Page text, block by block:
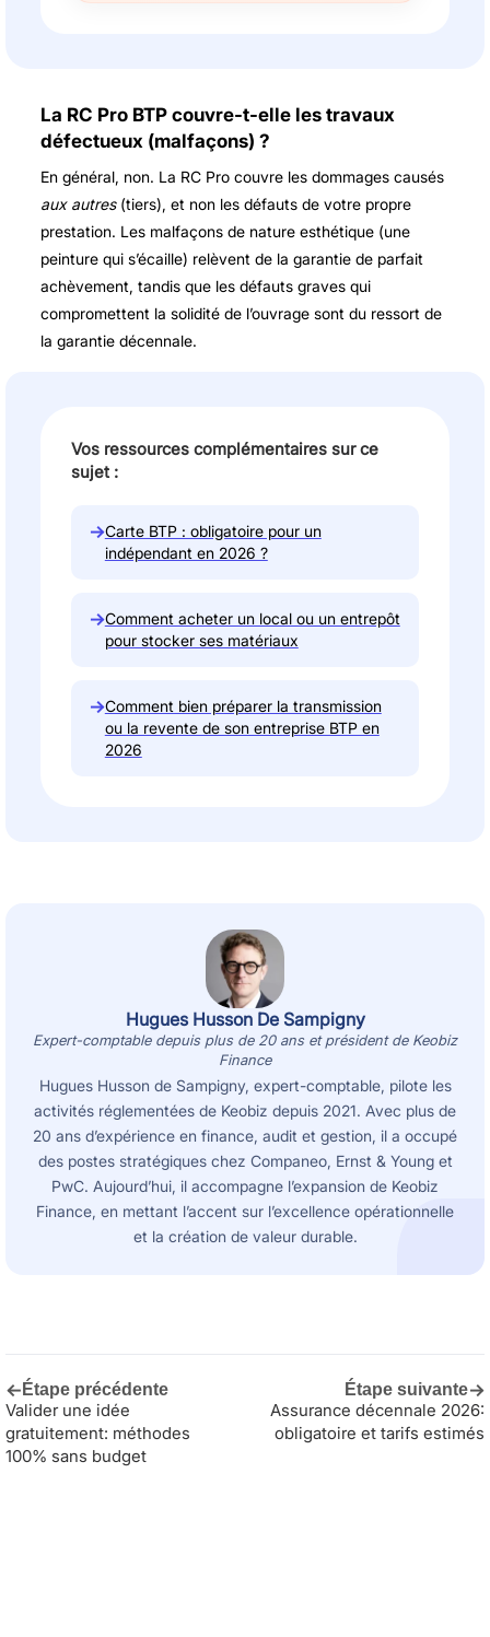
La RC Pro BTP couvre-t-elle les travaux
défectueux (malfaçons) ?
En général, non. La RC Pro couvre les dommages causés
aux autres(tiers), et non les défauts de votre propre
prestation. Les malfaçons de nature esthétique (une
peinture qui s’écaille) relèvent de la garantie de parfait
achèvement, tandis que les défauts graves qui
compromettent la solidité de l’ouvrage sont du ressort de
la garantie décennale.
Vos ressources complémentaires sur ce
sujet :
→Carte BTP : obligatoire pour un
indépendant en 2026 ?
→Comment acheter un local ou un entrepôt
pour stocker ses matériaux
→Comment bien préparer la transmission
ou la revente de son entreprise BTP en
2026
Hugues Husson De Sampigny
Expert-comptable depuis plus de 20 ans et président de Keobiz
Finance
Hugues Husson de Sampigny, expert-comptable, pilote les
activités réglementées de Keobiz depuis 2021. Avec plus de
20 ans d’expérience en finance, audit et gestion, il a occupé
des postes stratégiques chez Companeo, Ernst & Young et
PwC. Aujourd’hui, il accompagne l’expansion de Keobiz
Finance, en mettant l’accent sur l’excellence opérationnelle
et la création de valeur durable.
← Étape précédente
Valider une idée
gratuitement: méthodes
100% sans budget
Étape suivante→
Assurance décennale 2026:
obligatoire et tarifs estimés